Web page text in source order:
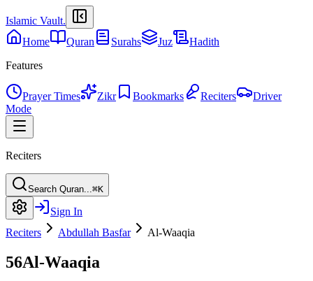
Islamic Vault.
Home
Quran Surahs Juz
Hadith
Features
Prayer Times Zikr Bookmarks Reciters
Driver
Mode
Reciters
Search Quran...⌘K
Sign In
Reciters
Abdullah Basfar Al-Waaqia
56Al-Waaqia